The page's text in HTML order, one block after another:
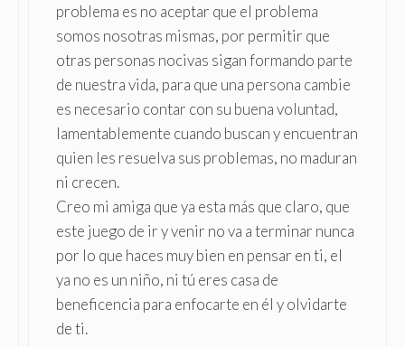
problema es no aceptar que el problema
somos nosotras mismas, por permitir que
otras personas nocivas sigan formando parte
de nuestra vida, para que una persona cambie
es necesario contar con su buena voluntad,
lamentablemente cuando buscan y encuentran
quien les resuelva sus problemas, no maduran
ni crecen.
Creo mi amiga que ya esta más que claro, que
este juego de ir y venir no va a terminar nunca
por lo que haces muy bien en pensar en ti, el
ya no es un niño, ni tú eres casa de
beneficencia para enfocarte en él y olvidarte
de ti.